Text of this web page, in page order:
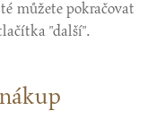
můžete pokračovat
"další".